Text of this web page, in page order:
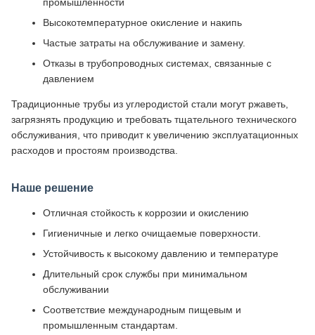
Высокотемпературное окисление и накипь
Частые затраты на обслуживание и замену.
Отказы в трубопроводных системах, связанные с
давлением
Традиционные трубы из углеродистой стали могут ржаветь,
загрязнять продукцию и требовать тщательного технического
обслуживания, что приводит к увеличению эксплуатационных
расходов и простоям производства.
Наше решение
Отличная стойкость к коррозии и окислению
Гигиеничные и легко очищаемые поверхности.
Устойчивость к высокому давлению и температуре
Длительный срок службы при минимальном
обслуживании
Соответствие международным пищевым и
промышленным стандартам.